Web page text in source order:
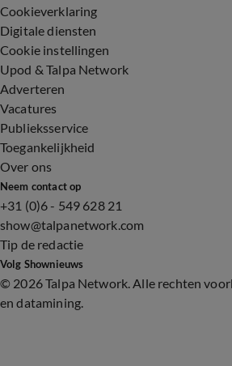
Cookieverklaring
Digitale diensten
Cookie instellingen
Upod & Talpa Network
Adverteren
Vacatures
Publieksservice
Toegankelijkheid
Over ons
Neem contact op
+31 (0)6 - 549 628 21
show@talpanetwork.com
Tip de redactie
Volg Shownieuws
© 2026 Talpa Network. Alle rechten
en datamining.